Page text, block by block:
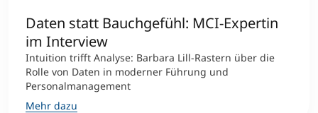
Daten statt Bauchgefühl: MCI-Expertin
im Interview
Intuition trifft Analyse: Barbara Lill-Rastern über die
Rolle von Daten in moderner Führung und
Personalmanagement
Mehr dazu